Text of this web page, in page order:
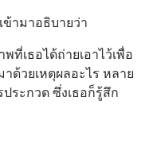
ามาอธิบายว่า
ที่เธอได้ถ่ายเอาไว้เพื่อ
ด้วยเหตุผลอะไร หลาย
ระกวด ซึ่งเธอก็รู้สึก